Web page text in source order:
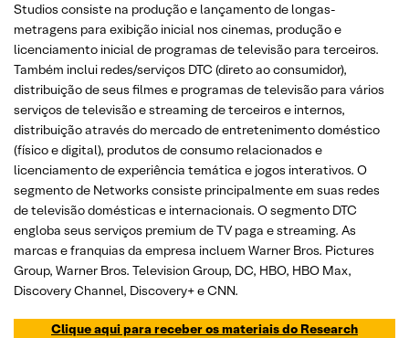
Studios consiste na produção e lançamento de longas-
metragens para exibição inicial nos cinemas, produção e
licenciamento inicial de programas de televisão para terceiros.
Também inclui redes/serviços DTC (direto ao consumidor),
distribuição de seus filmes e programas de televisão para vários
serviços de televisão e streaming de terceiros e internos,
distribuição através do mercado de entretenimento doméstico
(físico e digital), produtos de consumo relacionados e
licenciamento de experiência temática e jogos interativos. O
segmento de Networks consiste principalmente em suas redes
de televisão domésticas e internacionais. O segmento DTC
engloba seus serviços premium de TV paga e streaming. As
marcas e franquias da empresa incluem Warner Bros. Pictures
Group, Warner Bros. Television Group, DC, HBO, HBO Max,
Discovery Channel, Discovery+ e CNN.
Clique aqui para receber os materiais do Research